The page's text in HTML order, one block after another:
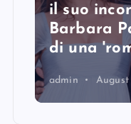
il suo
Barbara
di una
admin August